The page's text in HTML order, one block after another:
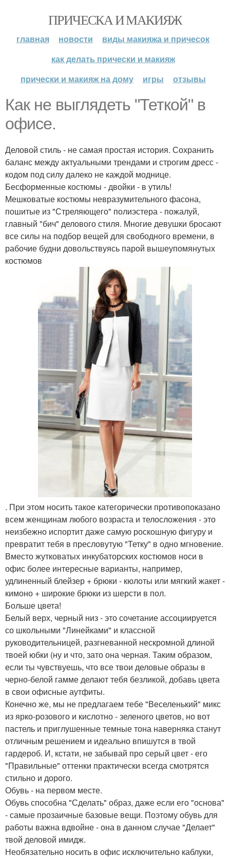
ПРИЧЕСКА И МАКИЯЖ
главная новости
виды макияжа и причесок
как делать прически и макияж
прически и макияж на дому
игры отзывы
Как не выглядеть "Теткой" в
офисе.
Деловой стиль - не самая простая история. Сохранить
баланс между актуальными трендами и строгим дресс -
кодом под силу далеко не каждой моднице.
Бесформенные костюмы - двойки - в утиль!
Мешковатые костюмы невразумительного фасона,
пошитые из "Стреляющего" полиэстера - пожалуй,
главный "бич" делового стиля. Многие девушки бросают
все силы на подбор вещей для свободного времени, в
рабочие будни довольствуясь парой вышеупомянутых
костюмов
. При этом носить такое категорически противопоказано
всем женщинам любого возраста и телосложения - это
неизбежно испортит даже самую роскошную фигуру и
превратит тебя в пресловутую "Тетку" в одно мгновение.
Вместо жутковатых инкубаторских костюмов носи в
офис более интересные варианты, например,
удлиненный блейзер + брюки - кюлоты или мягкий жакет -
кимоно + широкие брюки из шерсти в пол.
Больше цвета!
Белый верх, черный низ - это сочетание ассоциируется
со школьными "Линейками" и классной
руководительницей, разгневанной нескромной длиной
твоей юбки (ну и что, зато она черная. Таким образом,
если ты чувствуешь, что все твои деловые образы в
черно-белой гамме делают тебя безликой, добавь цвета
в свои офисные аутфиты.
Конечно же, мы не предлагаем тебе "Веселенький" микс
из ярко-розового и кислотно - зеленого цветов, но вот
пастель и приглушенные темные тона наверняка станут
отличным решением и идеально впишутся в твой
гардероб. И, кстати, не забывай про серый цвет - его
"Правильные" оттенки практически всегда смотрятся
стильно и дорого.
Обувь - на первом месте.
Обувь способна "Сделать" образ, даже если его "основа"
- самые прозаичные базовые вещи. Поэтому обувь для
работы важна вдвойне - она в данном случае "Делает"
твой деловой имидж.
Необязательно носить в офис исключительно каблуки,